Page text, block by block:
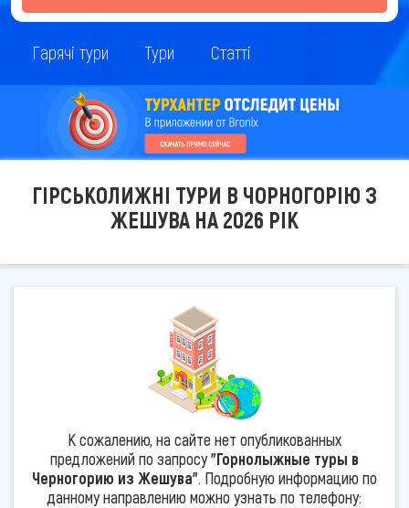
Гарячі тури Тури Статті
ГІРСЬКОЛИЖНІ ТУРИ В ЧОРНОГОРІЮ З
ЖЕШУВА НА 2026 РІК
К сожалению, на сайте нет опубликованных
предложений по запросу"Горнолыжные туры в
Черногорию из Жешува". Подробную информацию по
данному направлению можно узнать по телефону: